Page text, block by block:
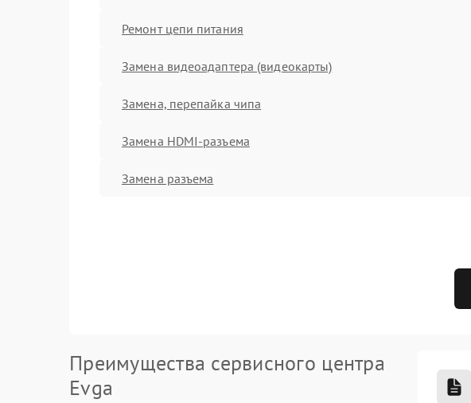
Ремонт цепи питания
Замена видеоадаптера (видеокарты)
Замена, перепайка чипа
Замена HDMI-разъема
Замена разъема
Преимущества сервисного центра
Evga